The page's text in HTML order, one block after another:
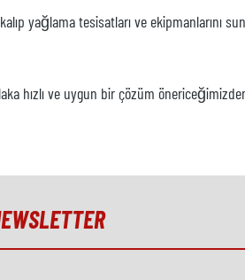
yağlama tesisatları ve ekipmanlarını
hızlı ve uygun bir çözüm